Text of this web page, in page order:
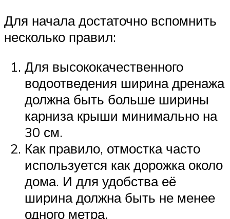
Для начала достаточно вспомнить
несколько правил:
Для высококачественного
водоотведения ширина дренажа
должна быть больше ширины
карниза крыши минимально на
30 см.
Как правило, отмостка часто
используется как дорожка около
дома. И для удобства её
ширина должна быть не менее
одного метра.